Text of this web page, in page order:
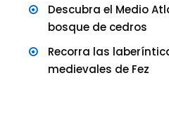
Descubra el Medio
bosque de cedros
Recorra las
medievales de Fez